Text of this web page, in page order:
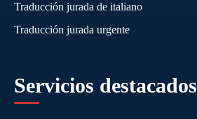
Traducción jurada de italiano
Traducción jurada urgente
Servicios destacados